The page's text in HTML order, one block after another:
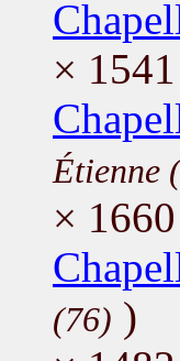
×
Étienne
×
(76) )